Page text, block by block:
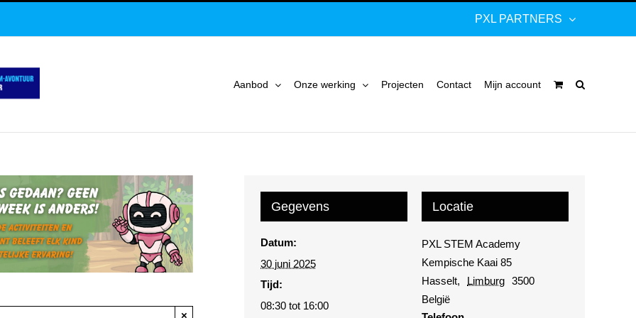
PXL PARTNERS
Aanbod Onze werking Projecten Contact Mijn account
×
Gegevens
Datum:
30 juni 2025
Tijd:
08:30 tot 16:00
Locatie
PXL STEM Academy
Kempische Kaai 85
Hasselt, Limburg 3500
België